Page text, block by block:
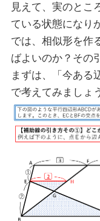
見えて、実のとこ
ている状態になり
では、相似形を作
ばよいのか？その
まずは、「今ある
で考えてみましょ